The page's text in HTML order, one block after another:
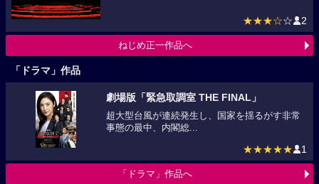
★★★☆☆ 2
ねじめ正一作品へ
「ドラマ」作品
劇場版「緊急取調室 THE FINAL」
超大型台風が連続発生し、国家を揺るがす非常
事態の最中、内閣総...
★★★★★ 1
「ドラマ」作品へ